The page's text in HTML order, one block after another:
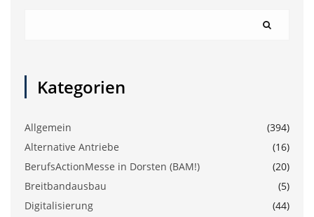
Kategorien
Allgemein
(394)
Alternative Antriebe
(16)
BerufsActionMesse in Dorsten (BAM!)
(20)
Breitbandausbau
(5)
Digitalisierung
(44)